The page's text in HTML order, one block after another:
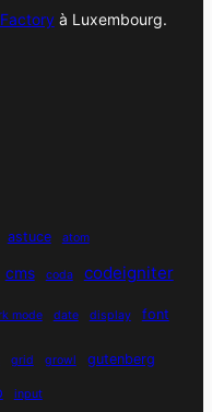
à Luxembourg.
astuce atom
cms coda codeigniter
mode date display font
grid growl gutenberg
input